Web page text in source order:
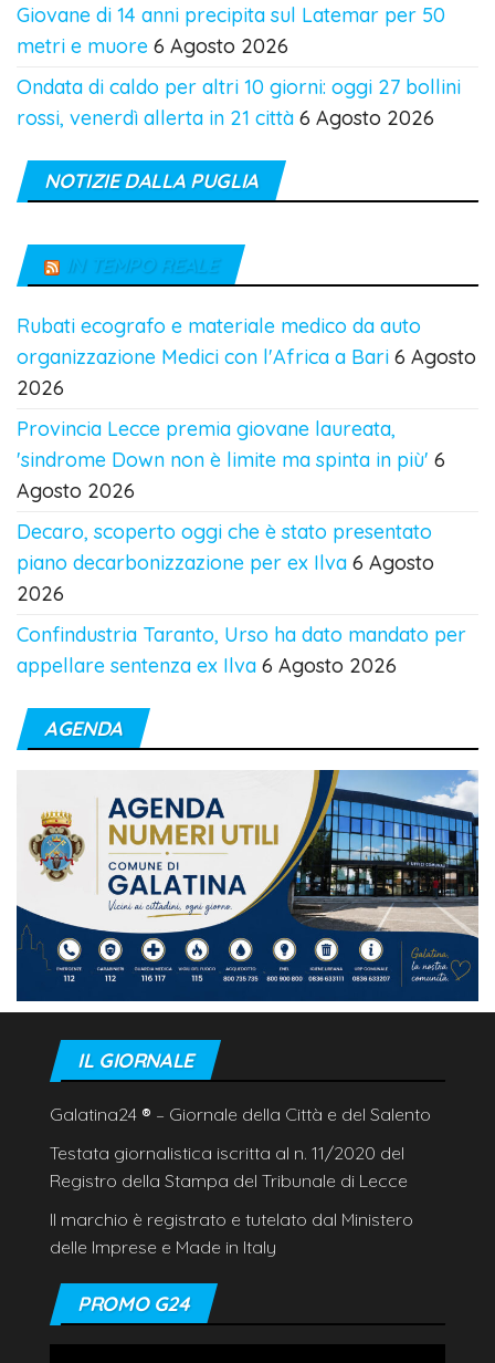
Giovane di 14 anni precipita sul Latemar per 50
metri e muore 6 Agosto 2026
Ondata di caldo per altri 10 giorni: oggi 27 bollini
rossi, venerdì allerta in 21 città 6 Agosto 2026
NOTIZIE DALLA PUGLIA
IN TEMPO REALE
Rubati ecografo e materiale medico da auto
organizzazione Medici con l'Africa a Bari 6 Agosto
2026
Provincia Lecce premia giovane laureata,
'sindrome Down non è limite ma spinta in più' 6
Agosto 2026
Decaro, scoperto oggi che è stato presentato
piano decarbonizzazione per ex Ilva 6 Agosto
2026
Confindustria Taranto, Urso ha dato mandato per
appellare sentenza ex Ilva 6 Agosto 2026
AGENDA
IL GIORNALE
Galatina24 ® – Giornale della Città e del Salento
Testata giornalistica iscritta al n. 11/2020 del
Registro della Stampa del Tribunale di Lecce
Il marchio è registrato e tutelato dal Ministero
delle Imprese e Made in Italy
PROMO G24